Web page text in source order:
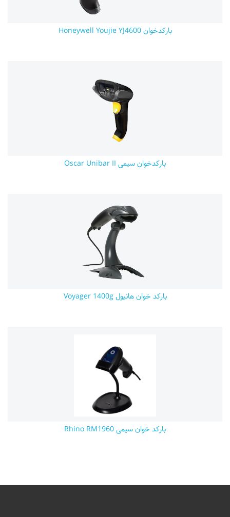
بارکدخوان Honeywell Youjie YJ4600
بارکدخوان سیمی Oscar Unibar II
بارکد خوان هانیول Voyager 1400g
بارکد خوان سیمی Rhino RM1960